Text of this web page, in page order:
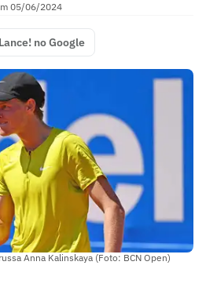
05/06/2024
no Google
Anna Kalinskaya (Foto: BCN Open)